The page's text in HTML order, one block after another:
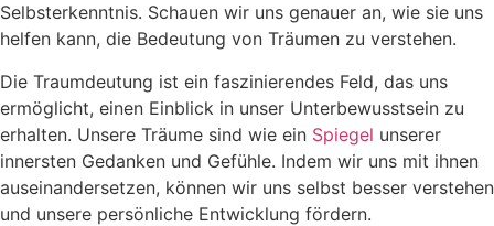
Selbsterkenntnis. Schauen wir uns genauer an, wie sie uns
helfen kann, die Bedeutung von Träumen zu verstehen.
Die Traumdeutung ist ein faszinierendes Feld, das uns
ermöglicht, einen Einblick in unser Unterbewusstsein zu
erhalten. Unsere Träume sind wie ein Spiegel unserer
innersten Gedanken und Gefühle. Indem wir uns mit ihnen
auseinandersetzen, können wir uns selbst besser verstehen
und unsere persönliche Entwicklung fördern.